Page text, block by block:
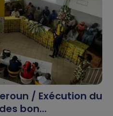
/ Exécution du
bon...